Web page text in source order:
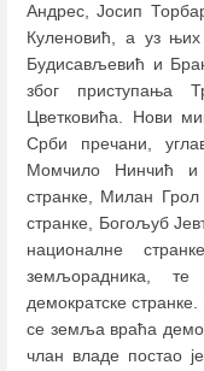
Андрес, Јосип
Куленовић, а уз
Будисављевић и
због приступања
Цветковића. Нови
Срби пречани,
Момчило Нинчић и
странке, Милан
странке, Богољуб
националне
земљорадника,
демократске
се земља враћа
члан владе постао